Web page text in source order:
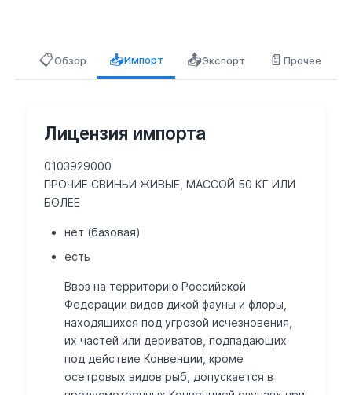
📋Обзор 📥Импорт 📤Экспорт 📄Прочее
Лицензия импорта
0103929000
ПРОЧИЕ СВИНЬИ ЖИВЫЕ, МАССОЙ 50 КГ ИЛИ
БОЛЕЕ
нет (базовая)
есть
Ввоз на территорию Российской
Федерации видов дикой фауны и флоры,
находящихся под угрозой исчезновения,
их частей или дериватов, подпадающих
под действие Конвенции, кроме
осетровых видов рыб, допускается в